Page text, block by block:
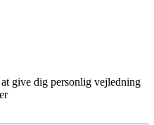
give dig personlig vejledning